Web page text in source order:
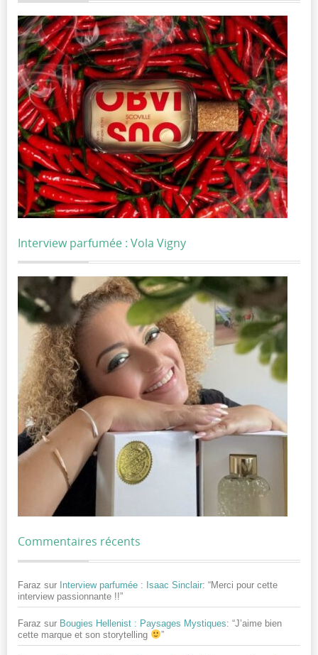
Interview parfumée : Vola Vigny
Commentaires récents
Faraz sur Interview parfumée : Isaac Sinclair: “Merci pour cette
interview passionnante !!”
Faraz sur Bougies Hellenist : Paysages Mystiques: “J’aime bien
cette marque et son storytelling
”